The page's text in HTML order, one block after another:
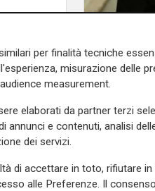
la nostra
«Portare
che i
Next Gen:
davvero
L'artista
GOG,
agosto a
viaggio
Griffes
per finalità tecniche
misurazione delle
measurement.
elaborati da partner terzi
annunci e contenuti, analisi
dei servizi.
di accettare in toto, rifiutare
alle Preferenze. Il